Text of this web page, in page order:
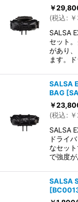
￥
(税込: ￥
SALSA
セット
があり
ます。
SALSA
BAG [
￥
(税込: ￥
SALSA
ドライ
なセッ
で強度
SALSA
[